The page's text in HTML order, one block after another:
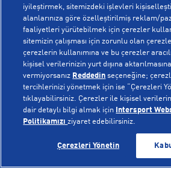
GELİNCE HABER
GELİNCE HABER
KURUMSAL
Hakkımızda
Mağazalarımız
Bilgi Toplumu Hizmetleri
Gizlilik Politikası
İşlem Rehberi
Kampanyalar
YARDIM
Sipariş Takibi
İptal & İade
Sıkça Sorulan Sorular
Yetkili Servis Listesi
POPÜLER KOLEKSİYONLAR
Voleybol Milli Takım Formaları
New Balance 408
iyileştirmek, sitemizdeki işlevleri
alanlarınıza göre özelleştirilmiş reklam/
faaliyetleri yürütebilmek için çerezler
sitemizin çalışması için zorunlu olan
çerezlerin kullanımına ve bu çerezler
kişisel verilerinizin yurt dışına
vermiyorsanız Reddedin seçeneğine;
tercihlerinizi yönetmek için ise “Çerezleri
tıklayabilirsiniz. Çerezler ile kişisel
dair detaylı bilgi almak için
Intersport
Politikamızıziyaret edebilirsiniz.
Çerezleri Yönetin